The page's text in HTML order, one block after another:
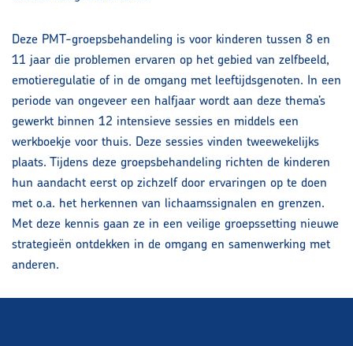
Deze PMT-groepsbehandeling is voor kinderen tussen 8 en
11 jaar die problemen ervaren op het gebied van zelfbeeld,
emotieregulatie of in de omgang met leeftijdsgenoten. In een
periode van ongeveer een halfjaar wordt aan deze thema’s
gewerkt binnen 12 intensieve sessies en middels een
werkboekje voor thuis. Deze sessies vinden tweewekelijks
plaats. Tijdens deze groepsbehandeling richten de kinderen
hun aandacht eerst op zichzelf door ervaringen op te doen
met o.a. het herkennen van lichaamssignalen en grenzen.
Met deze kennis gaan ze in een veilige groepssetting nieuwe
strategieën ontdekken in de omgang en samenwerking met
anderen.